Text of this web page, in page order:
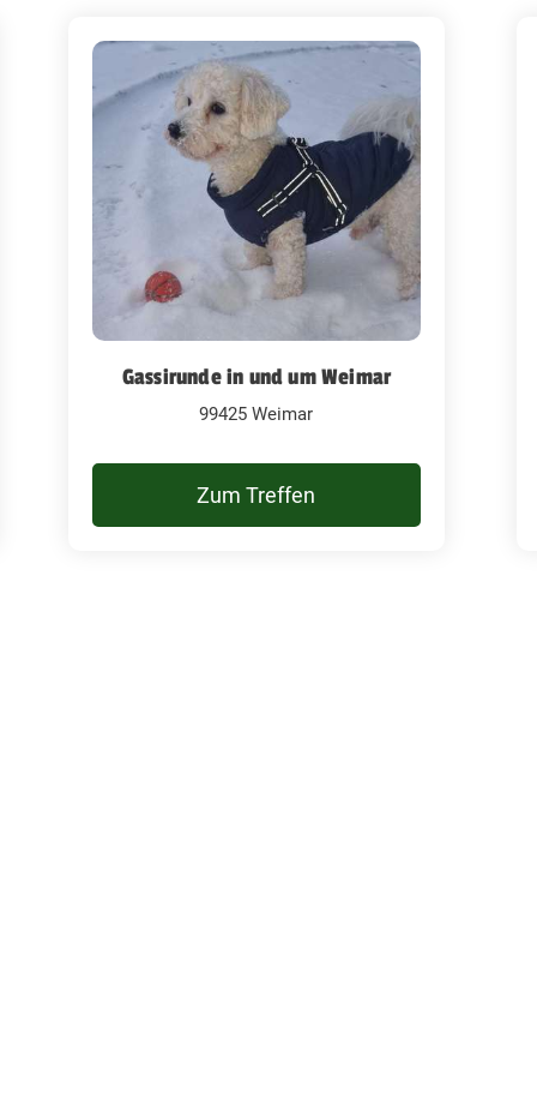
Gassirunde in und um Weimar
99425 Weimar
Zum Treffen